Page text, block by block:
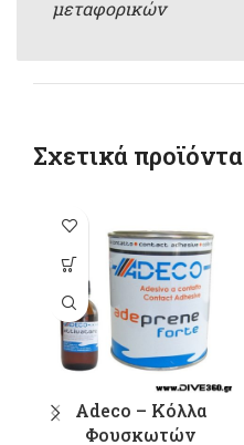
μεταφορικών
Σχετικά προϊόντα
Adeco – Κόλλα
Φουσκωτών
Αυτό το
προϊόν έχει
πολλαπλές
παραλλαγές.
Οι επιλογές
μπορούν να
επιλεγούν
στη σελίδα